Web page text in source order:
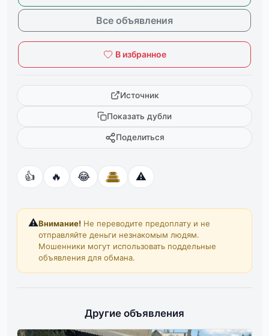
Все объявления
В избранное
Источник
Показать дубли
Поделиться
👍 🔥 😂 ⚠️
⚠️Внимание! Не переводите предоплату и не
отправляйте деньги незнакомым людям.
Мошенники могут использовать поддельные
объявления для обмана.
Другие объявления